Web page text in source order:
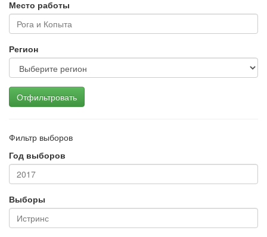
Место работы
Регион
Отфильтровать
Фильтр выборов
Год выборов
Выборы